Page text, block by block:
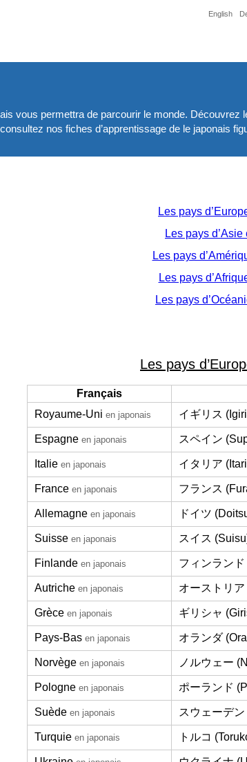
English
vous permettra de parcourir le monde. Découvrez
nos fiches d’apprentissage de le japonais
Les pays
Les pays
Les pays
Les pays
Les pays
Les pays
Français
Royaume-Uni en japonais イギリス
Espagne en japonais スペイン
Italie en japonais イタリア
France en japonais フランス
Allemagne en japonais ドイツ
Suisse en japonais スイス
Finlande en japonais フィンラン
Autriche en japonais オーストリ
Grèce en japonais ギリシャ
Pays-Bas en japonais オランダ
Norvège en japonais ノルウェー
Pologne en japonais ポーランド
Suède en japonais スウェーデ
Turquie en japonais トルコ